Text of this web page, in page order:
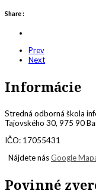
Share :
Prev
Next
Informácie
Stredná odborná škola
Tajovského 30, 975 90
IČO: 17055431
Nájdete násGoogle
Povinné